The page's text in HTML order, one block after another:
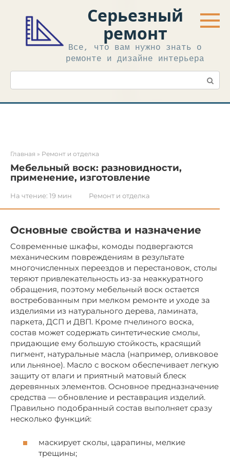
контенту
Серьезный
ремонт
Все, что вам нужно знать о
ремонте и дизайне интерьера
Поиск:
Главная » Ремонт и отделка
Мебельный воск: разновидности,
применение, изготовление
На чтение: 19 мин Ремонт и отделка
Основные свойства и назначение
Современные шкафы, комоды подвергаются
механическим повреждениям в результате
многочисленных переездов и перестановок, столы
теряют привлекательность из-за неаккуратного
обращения, поэтому мебельный воск остается
востребованным при мелком ремонте и уходе за
изделиями из натурального дерева, ламината,
паркета, ДСП и ДВП. Кроме пчелиного воска,
состав может содержать синтетические смолы,
придающие ему большую стойкость, красящий
пигмент, натуральные масла (например, оливковое
или льняное). Масло с воском обеспечивает легкую
защиту от влаги и приятный матовый блеск
деревянных элементов. Основное предназначение
средства — обновление и реставрация изделий.
Правильно подобранный состав выполняет сразу
несколько функций:
маскирует сколы, царапины, мелкие
трещины;